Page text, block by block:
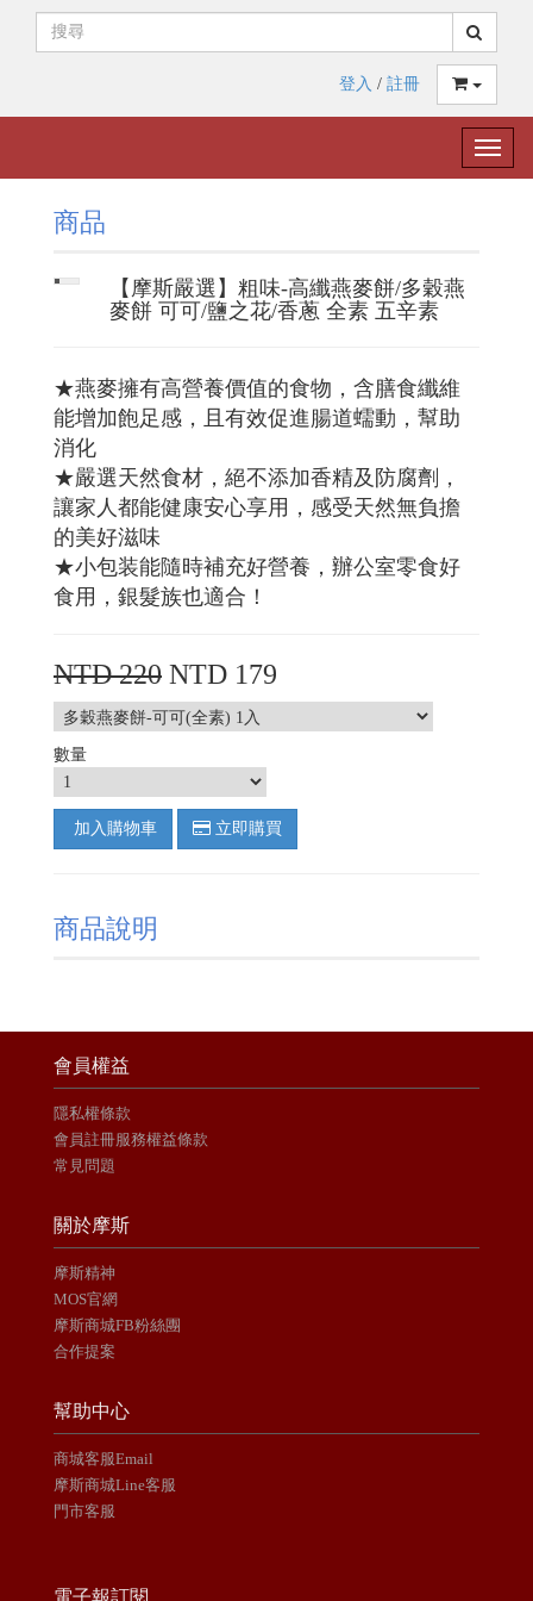
登入 / 註冊
Toggle
商品
【摩斯嚴選】粗味-高纖燕麥餅/多穀燕
麥餅 可可/鹽之花/香蔥 全素 五辛素
★燕麥擁有高營養價值的食物，含膳食纖維
能增加飽足感，且有效促進腸道蠕動，幫助
消化
★嚴選天然食材，絕不添加香精及防腐劑，
讓家人都能健康安心享用，感受天然無負擔
的美好滋味
★小包装能隨時補充好營養，辦公室零食好
食用，銀髮族也適合！
NTD 220 NTD 179
數量
加入購物車 立即購買
商品說明
會員權益
隱私權條款
會員註冊服務權益條款
常見問題
關於摩斯
摩斯精神
MOS官網
摩斯商城FB粉絲團
合作提案
幫助中心
商城客服Email
摩斯商城Line客服
門市客服
電子報訂閱